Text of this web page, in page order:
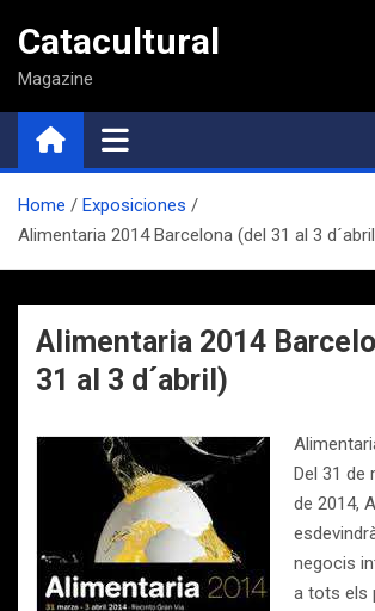
contenido
Catacultural
Magazine
Home
Exposiciones
Alimentaria 2014 Barcelona (del 31 al 3
Alimentaria 2014
31 al 3 d´abril)
Del 31 de
de 2014,
negocis
a tots els